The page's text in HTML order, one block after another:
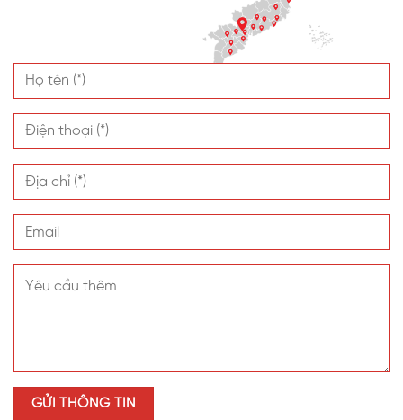
Dự án được khách hàng đánh giá cao về độ thẩm mỹ
và chất lượng sản phẩm. Mái lợp của tấm nhựa SL
Polycarbonate đã mang đến sự hài hòa giữa không
lấy sáng tốt, mái lợp đã cho khách hàng trải nghiệm
không gian uống Cafe thư giãn như được ngồi ngoài
trời.
Không chỉ vậy, khách hàng còn rất hài lòng khi tấm
nhựa không tích nhiệt, tản nhiệt gây nóng như các vật
liệu khác trên thị trường dù thời tiết đang trong những
ngày nắng nóng.
hệ ngay để được chuyên viên tư vấn nhanh nhất.